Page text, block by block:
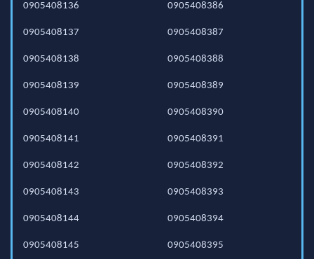
0905408136
0905408137
0905408138
0905408139
0905408140
0905408141
0905408142
0905408143
0905408144
0905408145
0905408386
0905408387
0905408388
0905408389
0905408390
0905408391
0905408392
0905408393
0905408394
0905408395